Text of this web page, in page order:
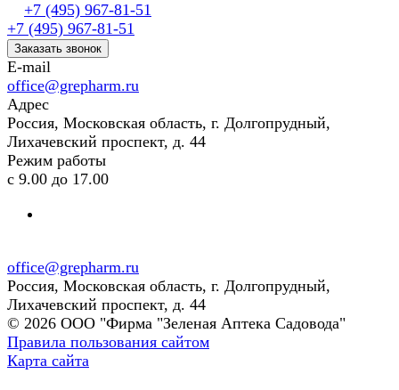
+7 (495) 967-81-51
+7 (495) 967-81-51
Заказать звонок
E-mail
office@grepharm.ru
Адрес
Россия, Московская область, г. Долгопрудный,
Лихачевский проспект, д. 44
Режим работы
с 9.00 до 17.00
office@grepharm.ru
Россия, Московская область, г. Долгопрудный,
Лихачевский проспект, д. 44
© 2026 ООО "Фирма "Зеленая Аптека Садовода"
Правила пользования сайтом
Карта сайта